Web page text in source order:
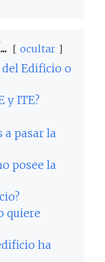
ocultar
del Edificio o
y ITE?
a pasar la
posee la
quiere
ha